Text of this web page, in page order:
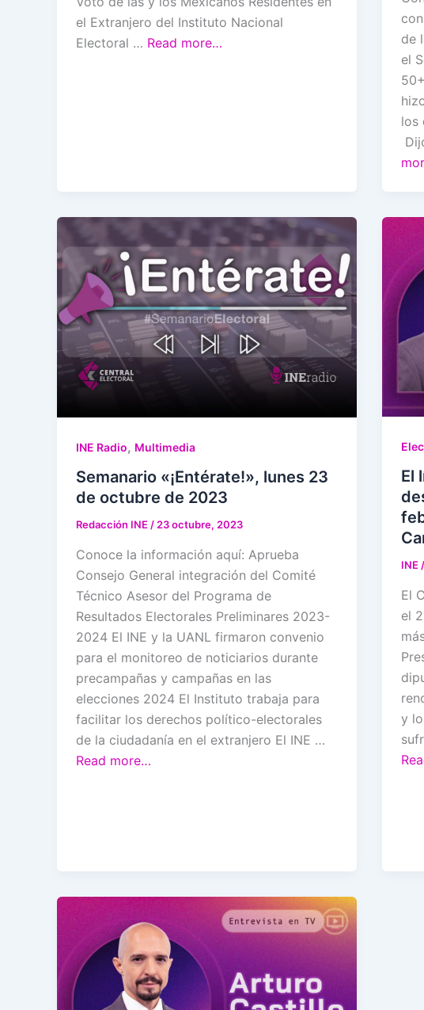
el Extranjero del Instituto Nacional
Electoral … Read more…
de
el
los
INE Radio, Multimedia
Semanario «¡Entérate!», lunes 23
de octubre de 2023
Redacción INE/23 octubre, 2023
Conoce la información aquí: Aprueba
Consejo General integración del Comité
Técnico Asesor del Programa de
Resultados Electorales Preliminares 2023-
2024 El INE y la UANL firmaron convenio
para el monitoreo de noticiarios durante
precampañas y campañas en las
elecciones 2024 El Instituto trabaja para
facilitar los derechos político-electorales
de la ciudadanía en el extranjero El INE …
Read more…
El
INE/
El
el
y